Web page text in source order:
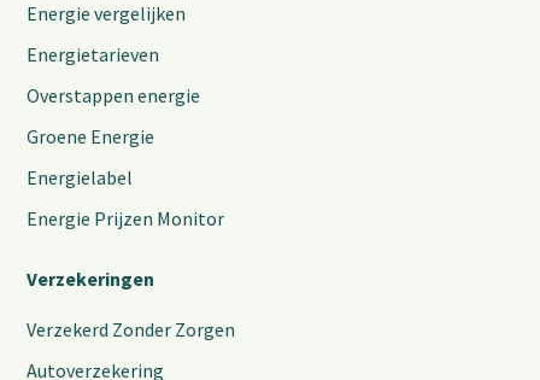
Energie vergelijken
Energietarieven
Overstappen energie
Groene Energie
Energielabel
Energie Prijzen Monitor
Verzekeringen
Verzekerd Zonder Zorgen
Autoverzekering